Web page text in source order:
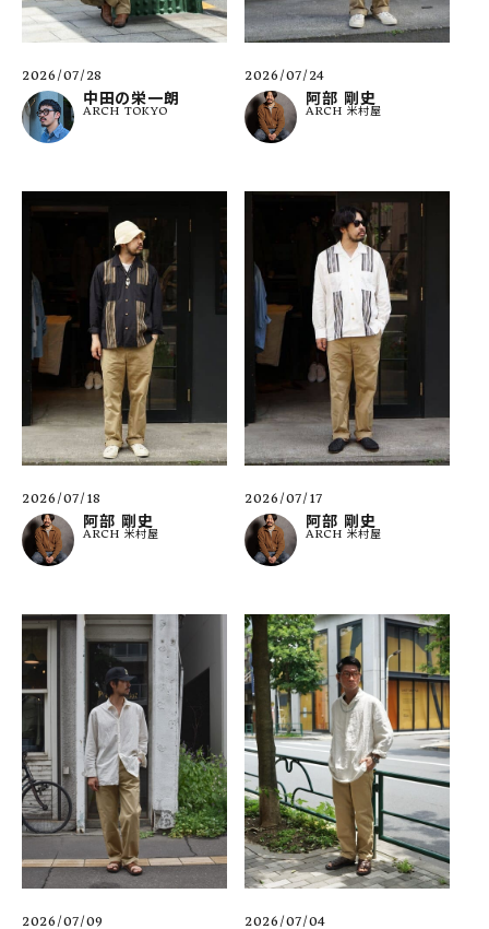
2026/07/28
中田の栄一朗
ARCH TOKYO
2026/07/24
阿部 剛史
ARCH 米村屋
2026/07/18
阿部 剛史
ARCH 米村屋
2026/07/17
阿部 剛史
ARCH 米村屋
2026/07/09 2026/07/04